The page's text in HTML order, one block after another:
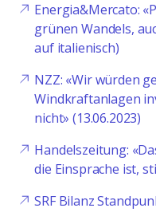
Energia&Mercato:
grünen Wandels,
auf italienisch)
NZZ: «Wir würden
Windkraftanlagen
nicht» (13.06.2023)
Handelszeitung:
die Einsprache ist,
SRF Bilanz